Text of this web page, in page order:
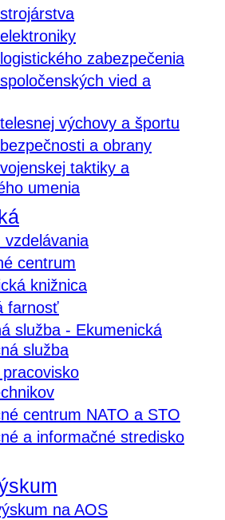
zabezpečenia
vied a
výchovy a športu
a obrany
taktiky a
umenia
vzdelávania
centrum
knižnica
farnosť
služba - Ekumenická
služba
centrum NATO a STO
a informačné stredisko
na AOS